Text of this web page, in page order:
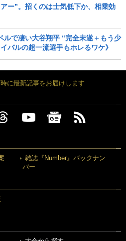
ー”。招くのは士気低下か、相乗効
ルで凄い大谷翔平 “完全未遂＋もう少
バルの超一流選手もホレるワケ》
に最新記事をお届けします
雑誌『Number』バックナン
バー